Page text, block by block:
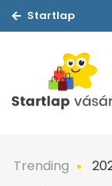
Startlap
Trending